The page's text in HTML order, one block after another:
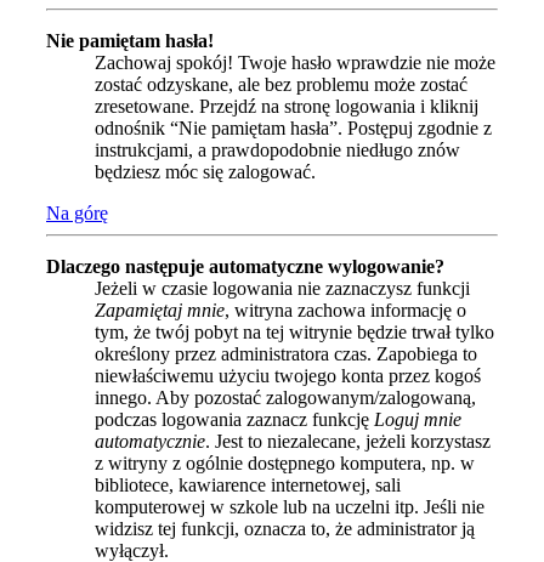
Nie pamiętam hasła!
Zachowaj spokój! Twoje hasło wprawdzie nie może
zostać odzyskane, ale bez problemu może zostać
zresetowane. Przejdź na stronę logowania i kliknij
odnośnik “Nie pamiętam hasła”. Postępuj zgodnie z
instrukcjami, a prawdopodobnie niedługo znów
będziesz móc się zalogować.
Na górę
Dlaczego następuje automatyczne wylogowanie?
Jeżeli w czasie logowania nie zaznaczysz funkcji
Zapamiętaj mnie, witryna zachowa informację o
tym, że twój pobyt na tej witrynie będzie trwał tylko
określony przez administratora czas. Zapobiega to
niewłaściwemu użyciu twojego konta przez kogoś
innego. Aby pozostać zalogowanym/zalogowaną,
podczas logowania zaznacz funkcję Loguj mnie
automatycznie. Jest to niezalecane, jeżeli korzystasz
z witryny z ogólnie dostępnego komputera, np. w
bibliotece, kawiarence internetowej, sali
komputerowej w szkole lub na uczelni itp. Jeśli nie
widzisz tej funkcji, oznacza to, że administrator ją
wyłączył.